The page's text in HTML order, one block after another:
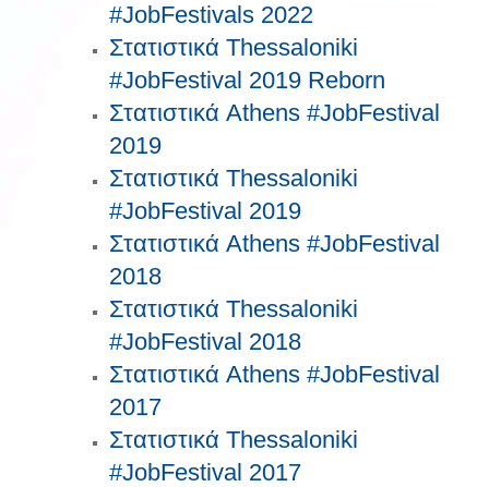
#JobFestivals 2022
Στατιστικά Thessaloniki
#JobFestival 2019 Reborn
Στατιστικά Athens #JobFestival
2019
Στατιστικά Thessaloniki
#JobFestival 2019
Στατιστικά Athens #JobFestival
2018
Στατιστικά Thessaloniki
#JobFestival 2018
Στατιστικά Athens #JobFestival
2017
Στατιστικά Thessaloniki
#JobFestival 2017